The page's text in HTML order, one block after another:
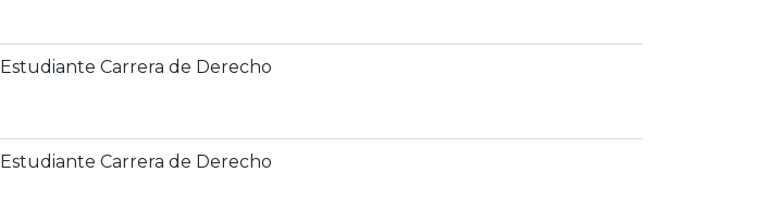
Estudiante Carrera de Derecho
Estudiante Carrera de Derecho